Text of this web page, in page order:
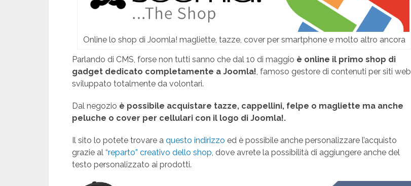
Online lo shop di Joomla! magliette, tazze, cover per smartphone e molto altro ancora
Parlando di CMS, forse non tutti sanno che dal 10 di maggio è online il primo shop di
gadget dedicato completamente a Joomla!, famoso gestore di contenuti per siti web
sviluppato totalmente da volontari.
Dal negozio è possibile acquistare tazze, cappellini, felpe o magliette ma anche
peluche o cover per cellulari con il logo di Joomla!.
Il sito lo potete trovare a questo indirizzo ed è possibile anche personalizzare l’acquisto
grazie al “reparto” creativo dello shop, dove avrete la possibilità di aggiungere anche del
testo personalizzato ai prodotti.